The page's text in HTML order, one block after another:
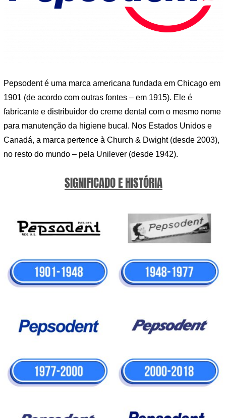
Pepsodent é uma marca americana fundada em Chicago em
1901 (de acordo com outras fontes – em 1915). Ele é
fabricante e distribuidor do creme dental com o mesmo nome
para manutenção da higiene bucal. Nos Estados Unidos e
Canadá, a marca pertence à Church & Dwight (desde 2003),
no resto do mundo – pela Unilever (desde 1942).
SIGNIFICADO E HISTÓRIA